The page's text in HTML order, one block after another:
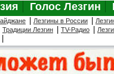
Голос Лезгин
Лезгины в России
Традиции Лезгин TV-Радио